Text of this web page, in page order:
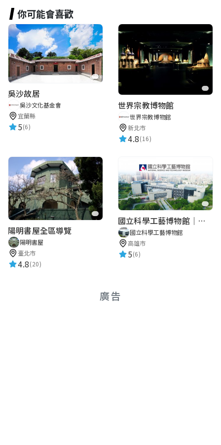
杜秋妘
2015-11-17 01:37:43 ★★★★★
你可能會喜歡
吳沙故居
吳沙文化基金會
宜蘭縣
5(6)
世界宗教博物館
世界宗教博物館
新北市
4.8(16)
陽明書屋全區導覽
陽明書屋
臺北市
4.8(20)
國立科學工藝博物館｜華語智慧導覽
國立科學工藝博物館
高雄市
5(6)
廣告